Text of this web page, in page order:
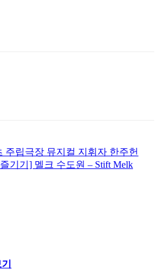
주립극장 뮤지컬 지휘자 한주헌
기기] 멜크 수도원 – Stift Melk